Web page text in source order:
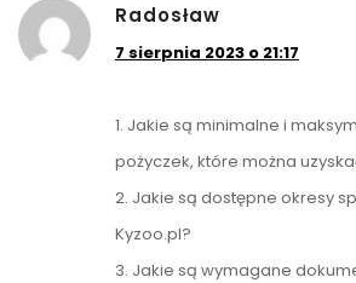
Radosław
7 sierpnia 2023 o 21:17
1. Jakie są minimalne i
pożyczek, które można
2. Jakie są dostępne okresy
Kyzoo.pl?
3. Jakie są wymagane